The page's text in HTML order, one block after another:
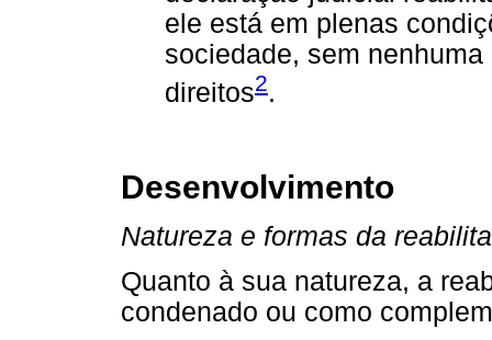
ele está em plenas
sociedade, sem
direitos2.
Desenvolvimento
Natureza e formas da
Quanto à sua natureza, a
condenado ou como